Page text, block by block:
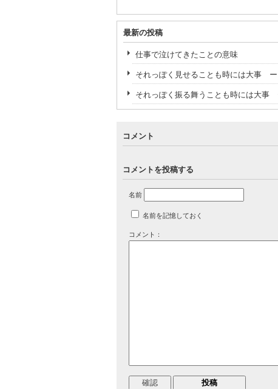
最新の投稿
仕事で泣けてきたことの意味
それっぽく見せることも時には大事
それっぽく振る舞うことも時には大事
コメント
コメントを投稿する
名前
名前を記憶しておく
コメント：